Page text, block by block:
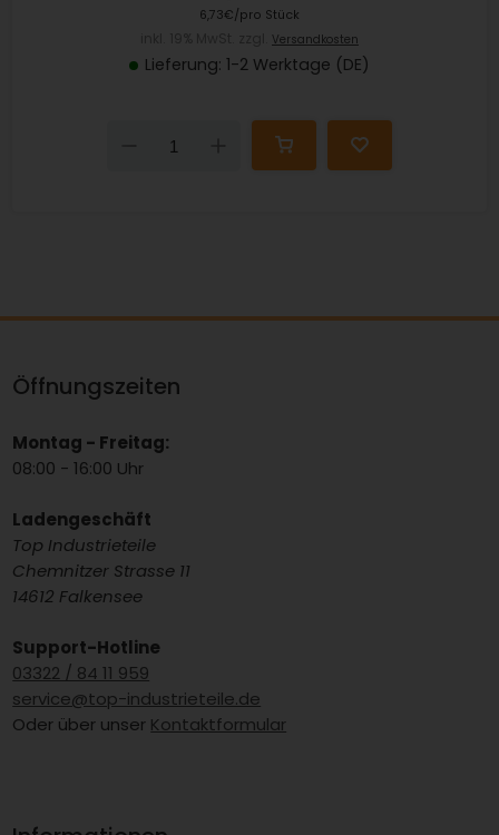
6,73€/pro Stück
Versandkosten
Lieferung: 1-2 Werktage (DE)
Down
Öffnungszeiten
Montag - Freitag:
08:00 - 16:00 Uhr
Ladengeschäft
Top Industrieteile
Chemnitzer Strasse 11
14612 Falkensee
Support-Hotline
03322 / 84 11 959
service@top-industrieteile.de
Oder über unser Kontaktformular